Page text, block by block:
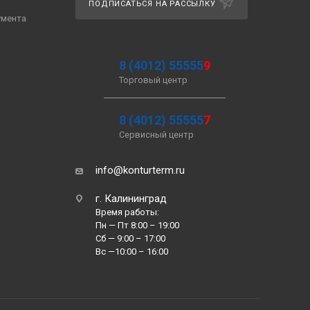
ПОДПИСАТЬСЯ НА РАССЫЛКУ
8 (4012) 555559
Торговый центр
8 (4012) 555557
Сервисный центр
info@konturterm.ru
г. Калининград
Время работы:
Пн — Пт 8:00 – 19:00
Сб — 9:00 – 17:00
Вс —10:00 – 16:00